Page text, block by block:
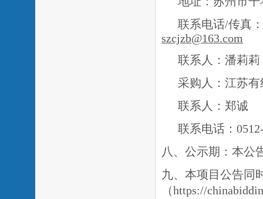
联系电话/传真
szcjzb@163.com
联系人： 潘莉莉
采购人：江苏
联系人：郑诚
联系电话：
八、公示期：本公
九、本项目公告同
（https://